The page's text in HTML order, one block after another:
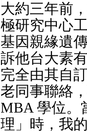
大約三年前
極研究中心
基因親緣遺
訴他台大素
完全由其自
老同事聯絡
MBA 學位。
理」時，我